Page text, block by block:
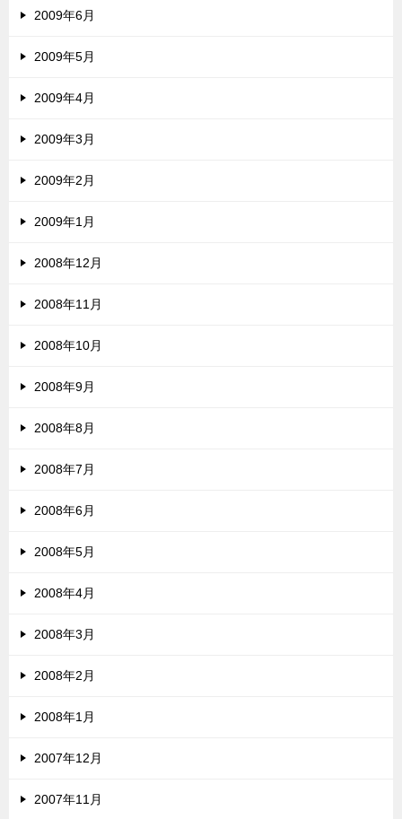
2009年6月
2009年5月
2009年4月
2009年3月
2009年2月
2009年1月
2008年12月
2008年11月
2008年10月
2008年9月
2008年8月
2008年7月
2008年6月
2008年5月
2008年4月
2008年3月
2008年2月
2008年1月
2007年12月
2007年11月